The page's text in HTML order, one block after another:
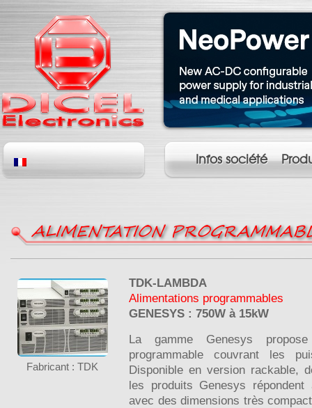
Infos société
ALIMENTATION
Fabricant : TDK
TDK-LAMBDA
Alimentations programmables
GENESYS : 750W à 15kW
La gamme Genesys
programmable couvrant les
Disponible en version rackable,
les produits Genesys répondent
avec des dimensions très